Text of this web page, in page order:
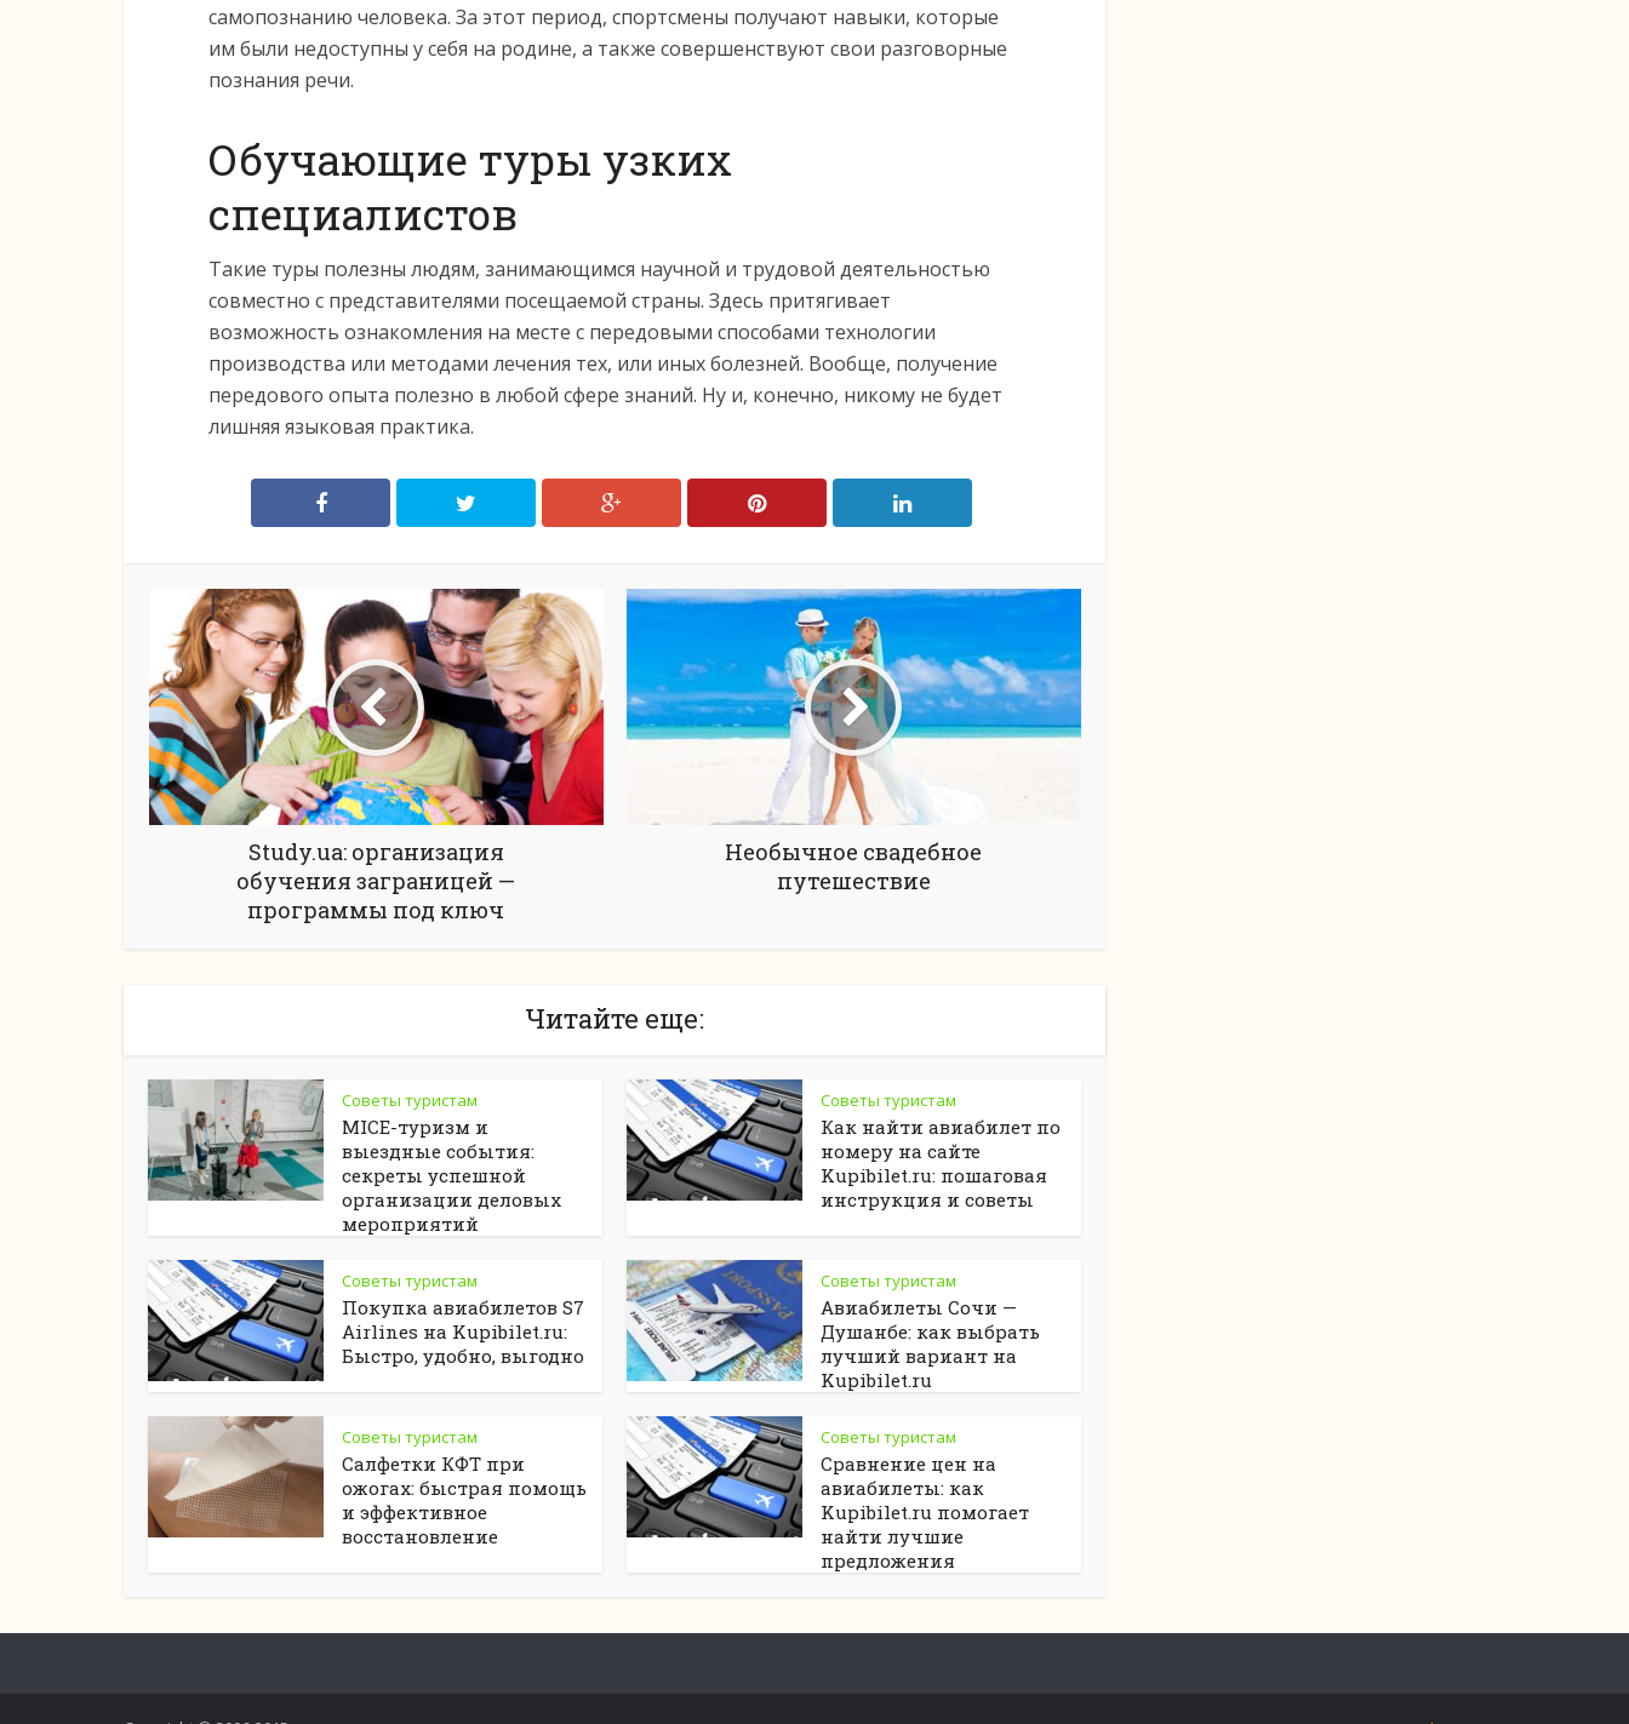
самопознанию человека. За этот период, спортсмены получают навыки, которые
им были недоступны у себя на родине, а также совершенствуют свои разговорные
познания речи.
Обучающие туры узких
специалистов
Такие туры полезны людям, занимающимся научной и трудовой деятельностью
совместно с представителями посещаемой страны. Здесь притягивает
возможность ознакомления на месте с передовыми способами технологии
производства или методами лечения тех, или иных болезней. Вообще, получение
передового опыта полезно в любой сфере знаний. Ну и, конечно, никому не будет
лишняя языковая практика.
Study.ua: организация
обучения заграницей —
программы под ключ
Необычное свадебное
путешествие
Читайте еще:
Советы туристам
MICE-туризм и
выездные события:
секреты успешной
организации деловых
мероприятий
Советы туристам
Как найти авиабилет по
номеру на сайте
Kupibilet.ru: пошаговая
инструкция и советы
Советы туристам
Покупка авиабилетов S7
Airlines на Kupibilet.ru:
Быстро, удобно, выгодно
Советы туристам
Авиабилеты Сочи —
Душанбе: как выбрать
лучший вариант на
Kupibilet.ru
Советы туристам
Салфетки КФТ при
ожогах: быстрая помощь
и эффективное
восстановление
Советы туристам
Сравнение цен на
авиабилеты: как
Kupibilet.ru помогает
найти лучшие
предложения